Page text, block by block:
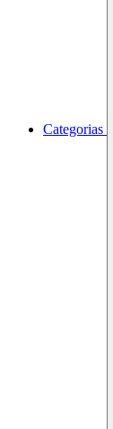
Categorias